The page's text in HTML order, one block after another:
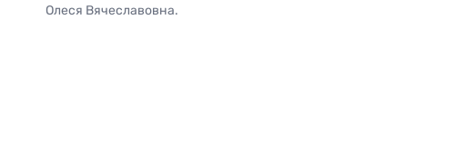
Олеся Вячеславовна.